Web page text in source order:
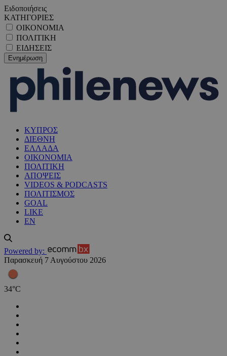
Ειδοποιήσεις
ΚΑΤΗΓΟΡΙΕΣ
ΟΙΚΟΝΟΜΙΑ
ΠΟΛΙΤΙΚΗ
ΕΙΔΗΣΕΙΣ
ΚΥΠΡΟΣ
ΔΙΕΘΝΗ
ΕΛΛΑΔΑ
ΟΙΚΟΝΟΜΙΑ
ΠΟΛΙΤΙΚΗ
ΑΠΟΨΕΙΣ
VIDEOS & PODCASTS
ΠΟΛΙΤΙΣΜΟΣ
GOAL
LIKE
EN
Powered by:
Παρασκευή 7 Αυγούστου 2026
34°C